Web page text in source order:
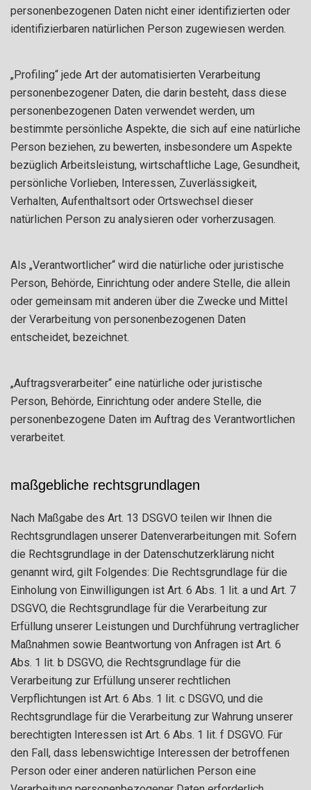
personenbezogenen Daten nicht einer identifizierten oder
identifizierbaren natürlichen Person zugewiesen werden.
„Profiling“ jede Art der automatisierten Verarbeitung
personenbezogener Daten, die darin besteht, dass diese
personenbezogenen Daten verwendet werden, um
bestimmte persönliche Aspekte, die sich auf eine natürliche
Person beziehen, zu bewerten, insbesondere um Aspekte
bezüglich Arbeitsleistung, wirtschaftliche Lage, Gesundheit,
persönliche Vorlieben, Interessen, Zuverlässigkeit,
Verhalten, Aufenthaltsort oder Ortswechsel dieser
natürlichen Person zu analysieren oder vorherzusagen.
Als „Verantwortlicher“ wird die natürliche oder juristische
Person, Behörde, Einrichtung oder andere Stelle, die allein
oder gemeinsam mit anderen über die Zwecke und Mittel
der Verarbeitung von personenbezogenen Daten
entscheidet, bezeichnet.
„Auftragsverarbeiter“ eine natürliche oder juristische
Person, Behörde, Einrichtung oder andere Stelle, die
personenbezogene Daten im Auftrag des Verantwortlichen
verarbeitet.
maßgebliche rechtsgrundlagen
Nach Maßgabe des Art. 13 DSGVO teilen wir Ihnen die
Rechtsgrundlagen unserer Datenverarbeitungen mit. Sofern
die Rechtsgrundlage in der Datenschutzerklärung nicht
genannt wird, gilt Folgendes: Die Rechtsgrundlage für die
Einholung von Einwilligungen ist Art. 6 Abs. 1 lit. a und Art. 7
DSGVO, die Rechtsgrundlage für die Verarbeitung zur
Erfüllung unserer Leistungen und Durchführung vertraglicher
Maßnahmen sowie Beantwortung von Anfragen ist Art. 6
Abs. 1 lit. b DSGVO, die Rechtsgrundlage für die
Verarbeitung zur Erfüllung unserer rechtlichen
Verpflichtungen ist Art. 6 Abs. 1 lit. c DSGVO, und die
Rechtsgrundlage für die Verarbeitung zur Wahrung unserer
berechtigten Interessen ist Art. 6 Abs. 1 lit. f DSGVO. Für
den Fall, dass lebenswichtige Interessen der betroffenen
Person oder einer anderen natürlichen Person eine